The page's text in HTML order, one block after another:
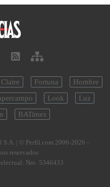
Fortuna
Hombre
Look
Luz
BATimes
| © Perfil.com 2006-2026 -
reservados
Nro. 5346433